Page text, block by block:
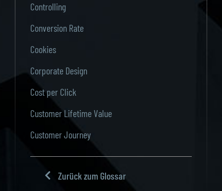
Controlling
Conversion Rate
Cookies
Corporate Design
Cost per Click
Customer Lifetime Value
Customer Journey
Zurück zum Glossar